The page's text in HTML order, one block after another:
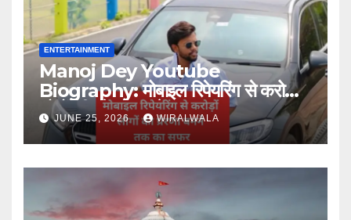
ENTERTAINMENT
Manoj Dey Youtube
Biography: मोबाइल रिपेयरिंग से करोड़ों
लोगों की प्रेरणा बनने तक का सफर
JUNE 25, 2026 WIRALWALA